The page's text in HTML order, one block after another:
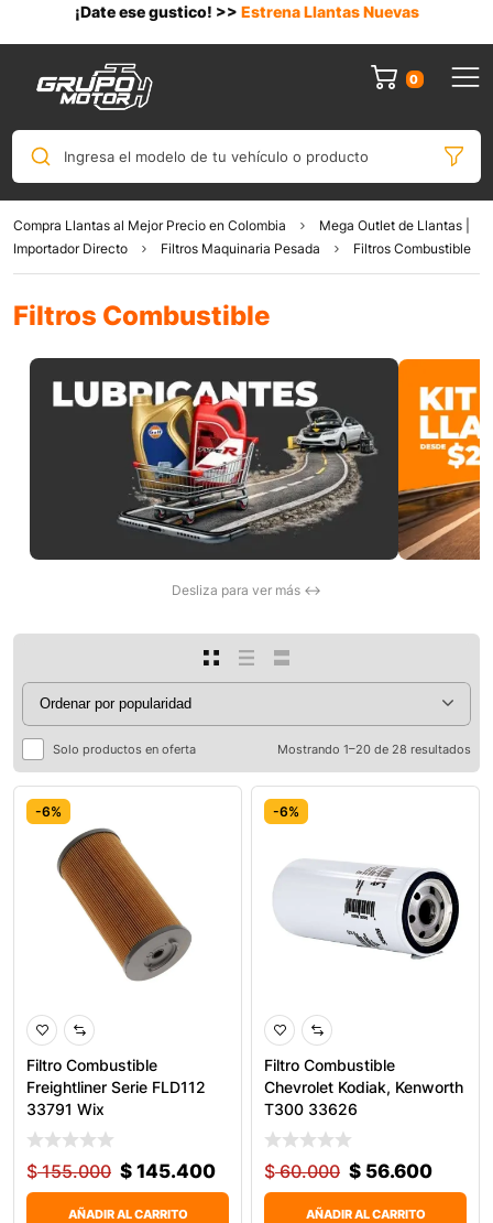
¡Date ese gustico! >> Estrena Llantas Nuevas
0
Ingresa el modelo de tu vehículo o producto
Compra Llantas al Mejor Precio en Colombia
Mega Outlet de Llantas |
Importador Directo
Filtros Maquinaria Pesada Filtros Combustible
Filtros Combustible
Desliza para ver más ↔
Solo productos en oferta Mostrando 1–20 de 28 resultados
-6%
Filtro Combustible
Freightliner Serie FLD112
33791 Wix
$155.000 $ 145.400
AÑADIR AL CARRITO
-6%
Filtro Combustible
Chevrolet Kodiak, Kenworth
T300 33626
$60.000 $ 56.600
AÑADIR AL CARRITO